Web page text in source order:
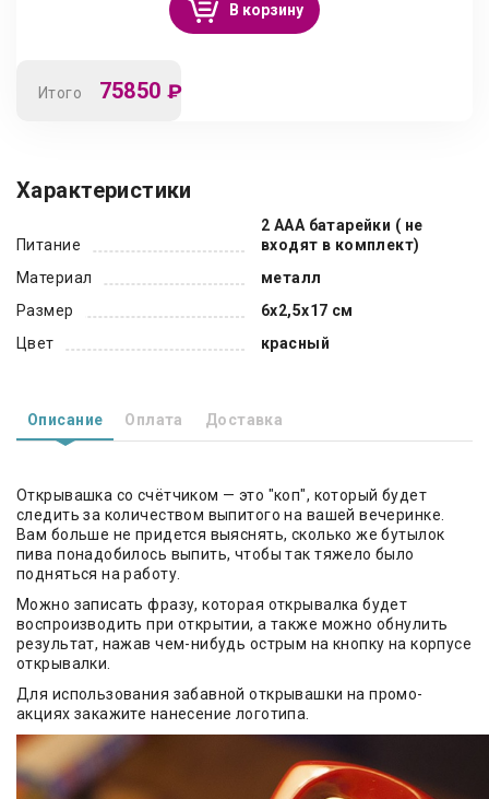
В корзину
Итого 75850 ₽
Характеристики
Питание
2 AAA батарейки ( не
входят в комплект)
Материал
металл
Размер
6х2,5х17 см
Цвет
красный
Описание Оплата Доставка
Открывашка со счётчиком — это "коп", который будет
следить за количеством выпитого на вашей вечеринке.
Вам больше не придется выяснять, сколько же бутылок
пива понадобилось выпить, чтобы так тяжело было
подняться на работу.
Можно записать фразу, которая открывалка будет
воспроизводить при открытии, а также можно обнулить
результат, нажав чем-нибудь острым на кнопку на корпусе
открывалки.
Для использования забавной открывашки на промо-
акциях закажите нанесение логотипа.